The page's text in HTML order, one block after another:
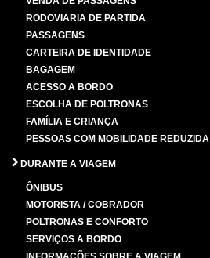
RODOVIARIA DE PARTIDA
PASSAGENS
CARTEIRA DE IDENTIDADE
BAGAGEM
ACESSO A BORDO
ESCOLHA DE POLTRONAS
FAMÍLIA E CRIANÇA
PESSOAS COM MOBILIDADE REDUZIDA
DURANTE A VIAGEM
ÔNIBUS
MOTORISTA / COBRADOR
POLTRONAS E CONFORTO
SERVIÇOS A BORDO